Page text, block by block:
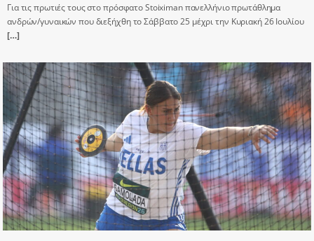
Για τις πρωτιές τους στο πρόσφατο Stoiximan πανελλήνιο πρωτάθλημα
ανδρών/γυναικών που διεξήχθη το Σάββατο 25 μέχρι την Κυριακή 26 Ιουλίου
[…]